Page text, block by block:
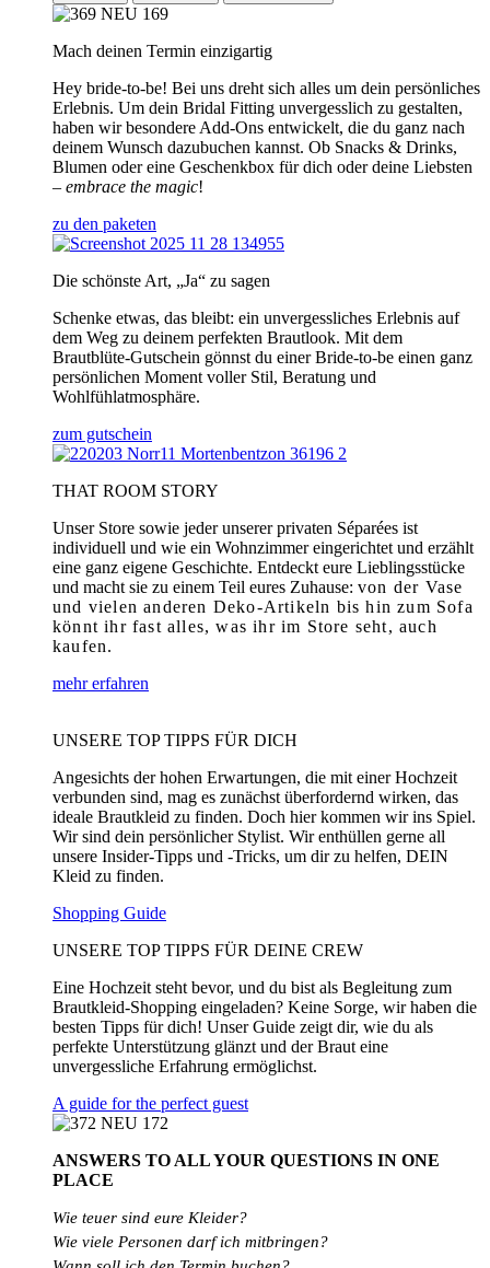
Mach deinen Termin einzigartig
Hey bride-to-be! Bei uns dreht sich alles um dein persönliches
Erlebnis. Um dein Bridal Fitting unvergesslich zu gestalten,
haben wir besondere Add-Ons entwickelt, die du ganz nach
deinem Wunsch dazubuchen kannst. Ob Snacks & Drinks,
Blumen oder eine Geschenkbox für dich oder deine Liebsten
– embrace the magic!
zu den paketen
Die schönste Art, „Ja“ zu sagen
Schenke etwas, das bleibt: ein unvergessliches Erlebnis auf
dem Weg zu deinem perfekten Brautlook. Mit dem
Brautblüte-Gutschein gönnst du einer Bride-to-be einen ganz
persönlichen Moment voller Stil, Beratung und
Wohlfühlatmosphäre.
zum gutschein
THAT ROOM STORY
Unser Store sowie jeder unserer privaten Séparées ist
individuell und wie ein Wohnzimmer eingerichtet und erzählt
eine ganz eigene Geschichte. Entdeckt eure Lieblingsstücke
und macht sie zu einem Teil eures Zuhause: von der Vase
und vielen anderen Deko-Artikeln bis hin zum Sofa
könnt ihr fast alles, was ihr im Store seht, auch
kaufen.
mehr erfahren
UNSERE TOP TIPPS FÜR DICH
Angesichts der hohen Erwartungen, die mit einer Hochzeit
verbunden sind, mag es zunächst überfordernd wirken, das
ideale Brautkleid zu finden. Doch hier kommen wir ins Spiel.
Wir sind dein persönlicher Stylist. Wir enthüllen gerne all
unsere Insider-Tipps und -Tricks, um dir zu helfen, DEIN
Kleid zu finden.
Shopping Guide
UNSERE TOP TIPPS FÜR DEINE CREW
Eine Hochzeit steht bevor, und du bist als Begleitung zum
Brautkleid-Shopping eingeladen? Keine Sorge, wir haben die
besten Tipps für dich! Unser Guide zeigt dir, wie du als
perfekte Unterstützung glänzt und der Braut eine
unvergessliche Erfahrung ermöglichst.
A guide for the perfect guest
ANSWERS TO ALLYOUR QUESTIONS IN ONE
PLACE
Wie teuer sind eure Kleider?
Wie viele Personen darf ich mitbringen?